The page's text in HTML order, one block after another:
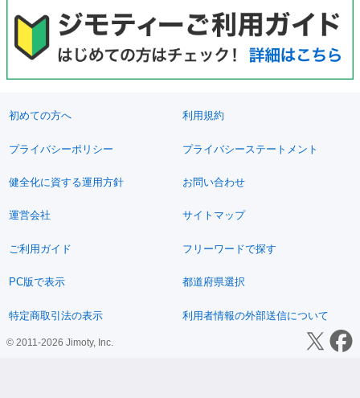
初めての方へ 利用規約
プライバシーポリシー プライバシーステートメント
健全化に資する運用方針 お問い合わせ
運営会社 サイトマップ
ご利用ガイド フリーワードで探す
PC版で表示 都道府県選択
特定商取引法の表示 利用者情報の外部送信について
© 2011-2026 Jimoty, Inc.